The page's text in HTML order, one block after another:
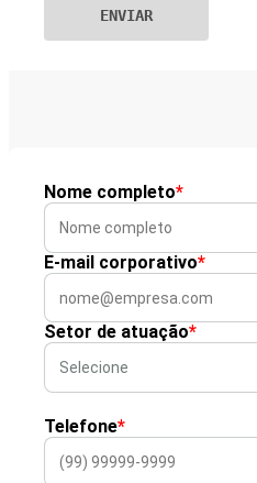
Nome completo*
E-mail corporativo*
Setor de atuação*
Telefone*